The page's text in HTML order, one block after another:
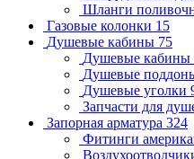
Шланги
Газовые колонки 15
Душевые кабины 75
Душевые кабины
Душевые
Душевые уголки
Запчасти для
Запорная арматура 324
Фитинги